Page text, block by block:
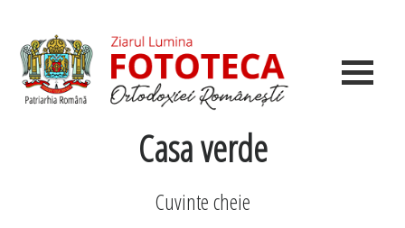
Casa verde
Cuvinte cheie